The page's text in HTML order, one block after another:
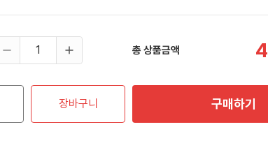
총 상품금액
장바구니 구매하기